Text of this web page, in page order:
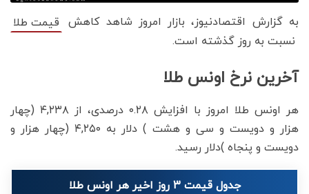
به گزارش اقتصادنیوز، بازار امروز شاهد کاهش
قیمت‌‌‌‌ طلا
نسبت به روز گذشته است.
آخرین نرخ اونس طلا
هر اونس طلا امروز با افزایش ۰.۲۸ درصدی، از ۴,۲۳۸ (چهار
هزار و دویست و سی و هشت ) دلار به ۴,۲۵۰ (چهار هزار و
دویست و پنجاه )دلار رسید.
جدول قیمت 3 روز اخیر هر اونس طلا